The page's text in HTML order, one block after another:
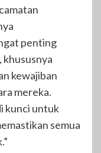
penting
khususnya
kewajiban
mereka.
kunci untuk
semua